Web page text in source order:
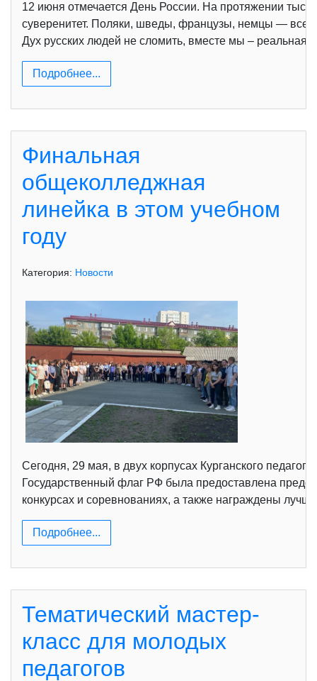
12 июня отмечается День России. На протяжении
суверенитет. Поляки, шведы, французы, немцы — все
Дух русских людей не сломить, вместе мы –
Подробнее...
Финальная
общеколледжная
линейка в этом учебном
году
Категория: Новости
Сегодня, 29 мая, в двух корпусах Курганского
Государственный флаг РФ была предоставлена
конкурсах и соревнованиях, а также награждены
Подробнее...
Тематический мастер-
класс для молодых
педагогов